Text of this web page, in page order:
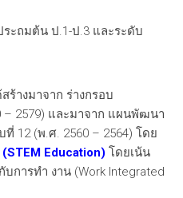
ระถมต้น ป.1-ป.3 และระดับ
างมาจาก ร่างกรอบ
– 2579) และมาจาก แผนพัฒนา
12 (พ.ศ. 2560 – 2564) โดย
(STEM Education) โดยเน้น
บการทำ งาน (Work Integrated